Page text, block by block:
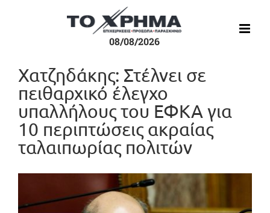
08/08/2026
Χατζηδάκης: Στέλνει σε
πειθαρχικό έλεγχο
υπαλλήλους του ΕΦΚΑ για
10 περιπτώσεις ακραίας
ταλαιπωρίας πολιτών
μεγαλύτερης
εικόνας